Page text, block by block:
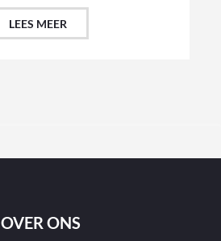
LEES MEER
OVER ONS